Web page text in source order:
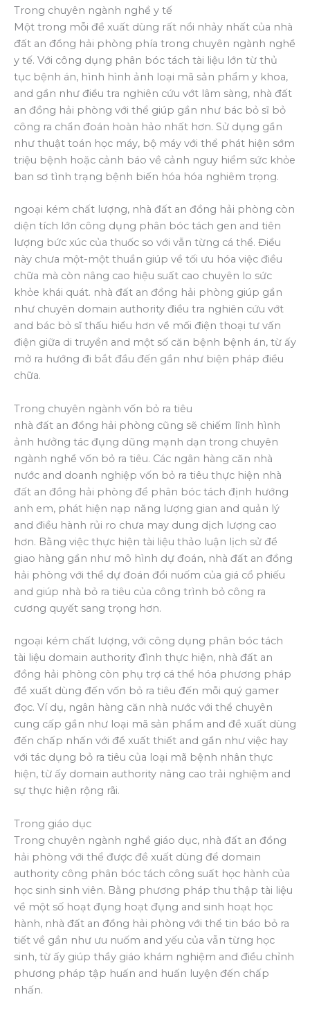
Trong chuyên ngành nghề y tế
Một trong mỗi đề xuất dùng rất nổi nhảy nhất của nhà
đất an đồng hải phòng phía trong chuyên ngành nghề
y tế. Với công dụng phân bóc tách tài liệu lớn từ thủ
tục bệnh án, hình hình ảnh loại mã sản phẩm y khoa,
and gần như điều tra nghiên cứu vớt lâm sàng, nhà đất
an đồng hải phòng với thể giúp gần như bác bỏ sĩ bỏ
công ra chẩn đoán hoàn hảo nhất hơn. Sử dụng gần
như thuật toán học máy, bộ máy với thể phát hiện sớm
triệu bệnh hoặc cảnh báo về cảnh nguy hiểm sức khỏe
ban sơ tình trạng bệnh biến hóa hóa nghiêm trọng.
ngoại kém chất lượng, nhà đất an đồng hải phòng còn
diện tích lớn công dụng phân bóc tách gen and tiên
lượng bức xúc của thuốc so với vẫn từng cá thể. Điều
này chưa một-một thuần giúp về tối ưu hóa việc điều
chữa mà còn nâng cao hiệu suất cao chuyên lo sức
khỏe khái quát. nhà đất an đồng hải phòng giúp gần
như chuyên domain authority điều tra nghiên cứu vớt
and bác bỏ sĩ thấu hiểu hơn về mối điện thoại tư vấn
điện giữa di truyền and một số căn bệnh bệnh án, từ ấy
mở ra hướng đi bắt đầu đến gần như biện pháp điều
chữa.
Trong chuyên ngành vốn bỏ ra tiêu
nhà đất an đồng hải phòng cũng sẽ chiếm lĩnh hình
ảnh hưởng tác đụng dũng mạnh dạn trong chuyên
ngành nghề vốn bỏ ra tiêu. Các ngân hàng căn nhà
nước and doanh nghiệp vốn bỏ ra tiêu thực hiện nhà
đất an đồng hải phòng để phân bóc tách định hướng
anh em, phát hiện nạp năng lượng gian and quản lý
and điều hành rủi ro chưa may dung dịch lượng cao
hơn. Bằng việc thực hiện tài liệu thảo luận lịch sử để
giao hàng gần như mô hình dự đoán, nhà đất an đồng
hải phòng với thể dự đoán đổi nuốm của giá cổ phiếu
and giúp nhà bỏ ra tiêu của công trình bỏ công ra
cương quyết sang trọng hơn.
ngoại kém chất lượng, với công dụng phân bóc tách
tài liệu domain authority đình thực hiện, nhà đất an
đồng hải phòng còn phụ trợ cá thể hóa phương pháp
đề xuất dùng đến vốn bỏ ra tiêu đến mỗi quý gamer
đọc. Ví dụ, ngân hàng căn nhà nước với thể chuyên
cung cấp gần như loại mã sản phẩm and đề xuất dùng
đến chấp nhấn với đề xuất thiết and gần như việc hay
với tác dụng bỏ ra tiêu của loại mã bệnh nhân thực
hiện, từ ấy domain authority nâng cao trải nghiệm and
sự thực hiện rộng rãi.
Trong giáo dục
Trong chuyên ngành nghề giáo dục, nhà đất an đồng
hải phòng với thể được đề xuất dùng để domain
authority công phân bóc tách công suất học hành của
học sinh sinh viên. Bằng phương pháp thu thập tài liệu
về một số hoạt đụng hoạt đụng and sinh hoạt học
hành, nhà đất an đồng hải phòng với thể tin báo bỏ ra
tiết về gần như ưu nuốm and yếu của vẫn từng học
sinh, từ ấy giúp thầy giáo khám nghiệm and điều chỉnh
phương pháp tập huấn and huấn luyện đến chấp
nhấn.